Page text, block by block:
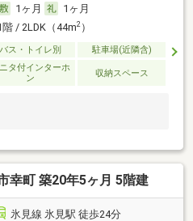
1ヶ月
1ヶ月
階 / 2LDK（44m2）
バス・トイレ別 駐車場(近隣含)
タ付インターホ
ン
収納スペース
幸町 築20年5ヶ月 5階建
氷見線 氷見駅 徒歩24分